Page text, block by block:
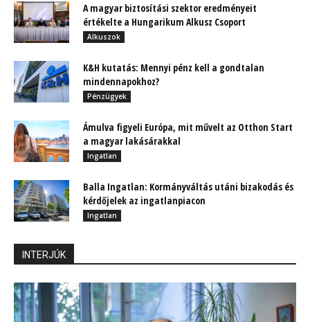
A magyar biztosítási szektor eredményeit
értékelte a Hungarikum Alkusz Csoport
Alkuszok
K&H kutatás: Mennyi pénz kell a gondtalan
mindennapokhoz?
Pénzügyek
Ámulva figyeli Európa, mit művelt az Otthon Start
a magyar lakásárakkal
Ingatlan
Balla Ingatlan: Kormányváltás utáni bizakodás és
kérdőjelek az ingatlanpiacon
Ingatlan
INTERJÚK